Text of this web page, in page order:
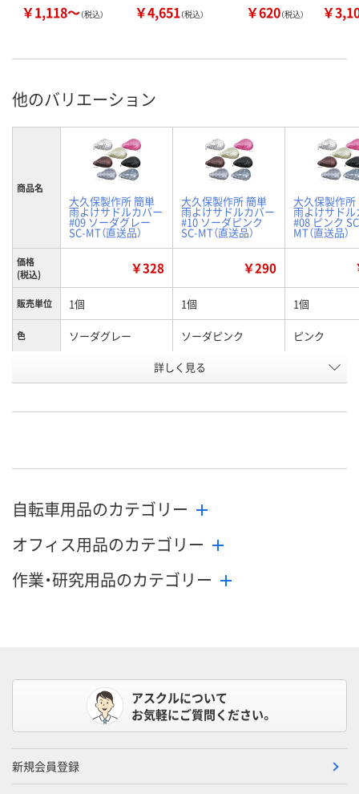
￥1,118～（税込） ￥4,651（税込） ￥620（税込） ￥
他のバリエーション
商品名
大久保製作所 簡単
雨よけサドルカバー
#09 ソーダグレー
SC-MT（直送品）
大久保製作所 簡単
雨よけサドルカバー
#10 ソーダピンク
SC-MT（直送品）
大久保製作所
雨よけサドル
#08 ピンク
MT（直送品）
価格
(税込)
￥328 ￥290
販売単位 1個 1個 1個
色 ソーダグレー ソーダピンク ピンク
E667030 E667028
販売停止中です
販売停止中です
詳しく見る
自転車用品のカテゴリー
オフィス用品のカテゴリー
作業・研究用品のカテゴリー
アスクルについて
お気軽にご質問ください。
新規会員登録